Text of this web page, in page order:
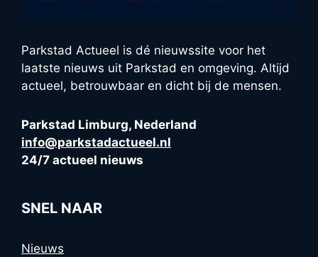
Parkstad Actueel is dé nieuwssite voor het
laatste nieuws uit Parkstad en omgeving. Altijd
actueel, betrouwbaar en dicht bij de mensen.
Parkstad Limburg, Nederland
info@parkstadactueel.nl
24/7 actueel nieuws
SNEL NAAR
Nieuws